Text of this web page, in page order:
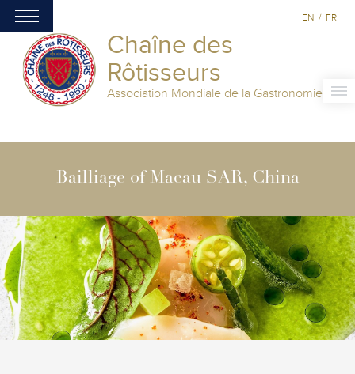
Chaîne des
Rôtisseurs
Association Mondiale de la Gastronomie
EN / FR
Bailliage of Macau SAR, China